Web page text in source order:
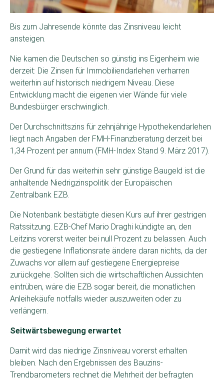
Bis zum Jahresende könnte das Zinsniveau leicht
ansteigen.
Nie kamen die Deutschen so günstig ins Eigenheim wie
derzeit: Die Zinsen für Immobiliendarlehen verharren
weiterhin auf historisch niedrigem Niveau. Diese
Entwicklung macht die eigenen vier Wände für viele
Bundesbürger erschwinglich.
Der Durchschnittszins für zehnjährige Hypothekendarlehen
liegt nach Angaben der FMH-Finanzberatung derzeit bei
1,34 Prozent per annum (FMH-Index Stand 9. März 2017).
Der Grund für das weiterhin sehr günstige Baugeld ist die
anhaltende Niedrigzinspolitik der Europäischen
Zentralbank EZB.
Die Notenbank bestätigte diesen Kurs auf ihrer gestrigen
Ratssitzung. EZB-Chef Mario Draghi kündigte an, den
Leitzins vorerst weiter bei null Prozent zu belassen. Auch
die gestiegene Inflationsrate ändere daran nichts, da der
Zuwachs vor allem auf gestiegene Energiepreise
zurückgehe. Sollten sich die wirtschaftlichen Aussichten
eintrüben, wäre die EZB sogar bereit, die monatlichen
Anleihekäufe notfalls wieder auszuweiten oder zu
verlängern.
Seitwärtsbewegung erwartet
Damit wird das niedrige Zinsniveau vorerst erhalten
bleiben. Nach den Ergebnissen des Bauzins-
Trendbarometers rechnet die Mehrheit der befragten